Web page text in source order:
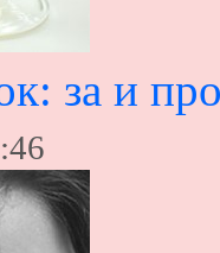
за и